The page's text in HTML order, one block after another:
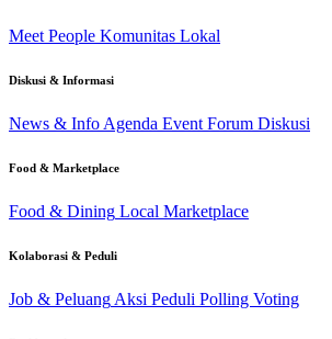
Meet People Komunitas Lokal
Diskusi & Informasi
News & Info Agenda Event Forum Diskusi
Food & Marketplace
Food & Dining Local Marketplace
Kolaborasi & Peduli
Job & Peluang Aksi Peduli Polling Voting